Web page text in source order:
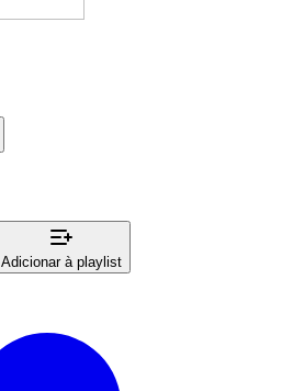
Adicionar à playlist